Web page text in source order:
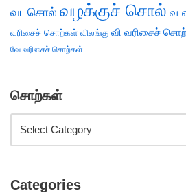
வடசொல் வழக்குச் சொல் வ
வரிசைச் சொற்கள் விலங்கு வி வரிசைச்
வே வரிசைச் சொற்கள்
சொற்கள்
Categories